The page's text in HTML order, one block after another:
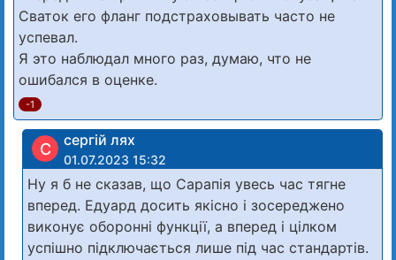
Сваток его фланг подстраховывать часто не
успевал.
Я это наблюдал много раз, думаю, что не
ошибался в оценке.
-1
С сергій лях
01.07.2023 15:32
Ну я б не сказав, що Сарапія увесь час тягне
вперед. Едуард досить якісно і зосереджено
виконує оборонні функції, а вперед і цілком
успішно підключається лише під час стандартів.